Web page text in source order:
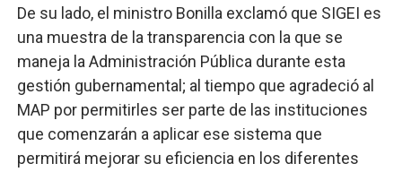
De su lado, el ministro Bonilla exclamó que SIGEI es
una muestra de la transparencia con la que se
maneja la Administración Pública durante esta
gestión gubernamental; al tiempo que agradeció al
MAP por permitirles ser parte de las instituciones
que comenzarán a aplicar ese sistema que
permitirá mejorar su eficiencia en los diferentes